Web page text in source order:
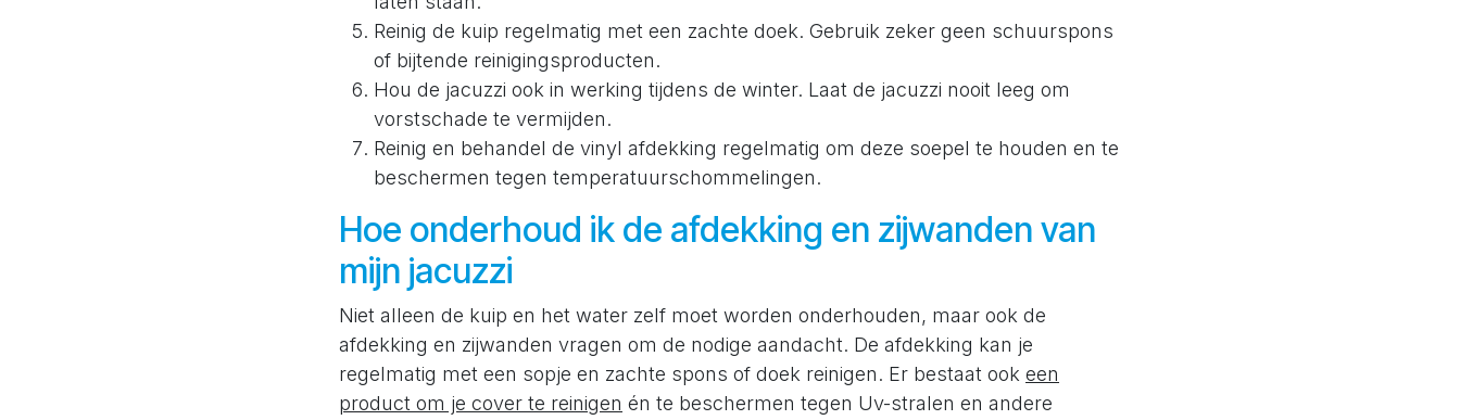
Reinig de kuip regelmatig met een zachte doek. Gebruik zeker geen schuurspons
of bijtende reinigingsproducten.
Hou de jacuzzi ook in werking tijdens de winter. Laat de jacuzzi nooit leeg om
vorstschade te vermijden.
Reinig en behandel de vinyl afdekking regelmatig om deze soepel te houden en te
beschermen tegen temperatuurschommelingen.
Hoe onderhoud ik de afdekking en zijwanden van
mijn jacuzzi
Niet alleen de kuip en het water zelf moet worden onderhouden, maar ook de
afdekking en zijwanden vragen om de nodige aandacht. De afdekking kan je
regelmatig met een sopje en zachte spons of doek reinigen. Er bestaat ook een
product om je cover te reinigen én te beschermen tegen Uv-stralen en andere